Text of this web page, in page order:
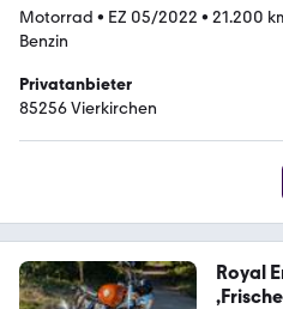
Motorrad • EZ 05/2022 • 21.200
Benzin
Privatanbieter
85256 Vierkirchen
Royal